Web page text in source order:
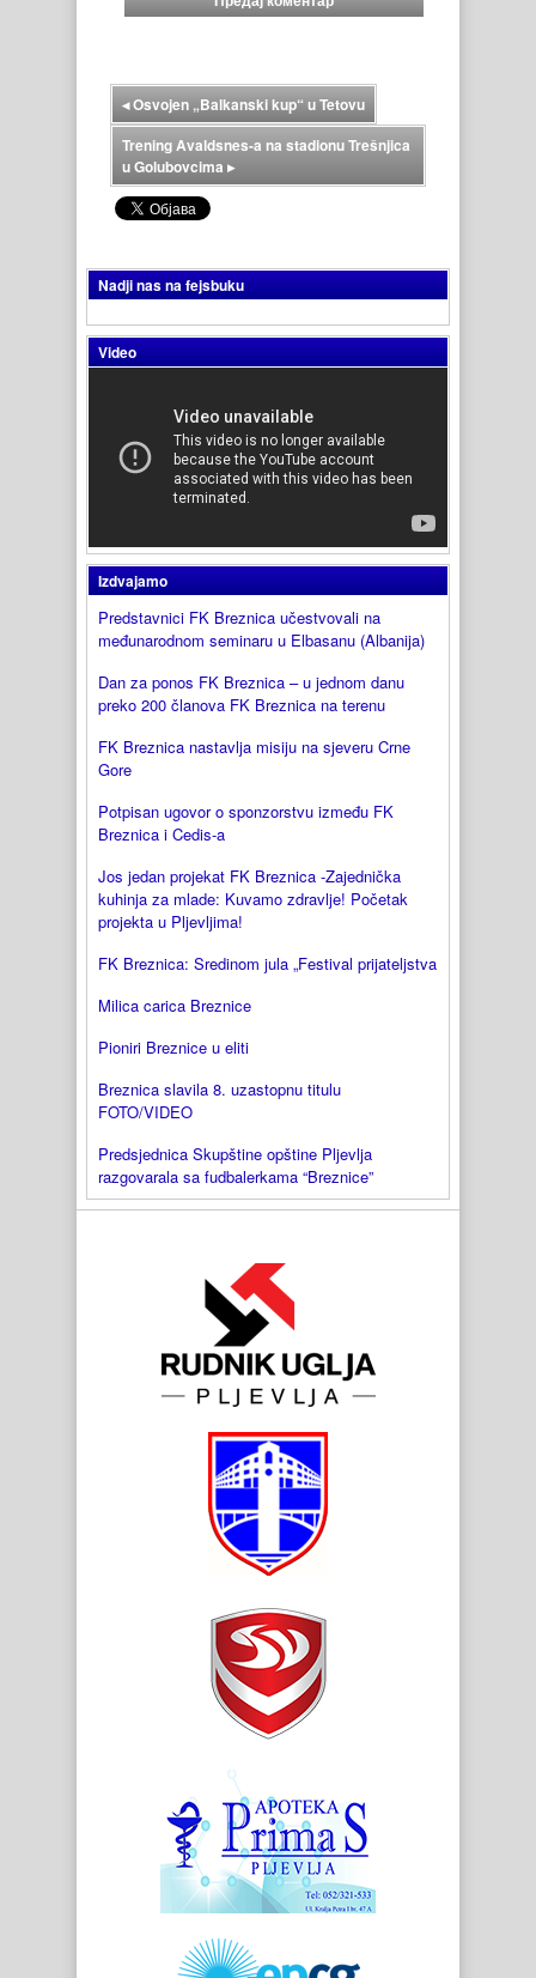
◂Osvojen „Balkanski kup“ u Tetovu
Trening Avaldsnes-a na stadionu Trešnjica
u Golubovcima ▸
Nadji nas na fejsbuku
Video
Izdvajamo
Predstavnici FK Breznica učestvovali na
međunarodnom seminaru u Elbasanu (Albanija)
Dan za ponos FK Breznica – u jednom danu
preko 200 članova FK Breznica na terenu
FK Breznica nastavlja misiju na sjeveru Crne
Gore
Potpisan ugovor o sponzorstvu između FK
Breznica i Cedis-a
Jos jedan projekat FK Breznica -Zajednička
kuhinja za mlade: Kuvamo zdravlje! Početak
projekta u Pljevljima!
FK Breznica: Sredinom jula „Festival prijateljstva
Milica carica Breznice
Pioniri Breznice u eliti
Breznica slavila 8. uzastopnu titulu
FOTO/VIDEO
Predsjednica Skupštine opštine Pljevlja
razgovarala sa fudbalerkama “Breznice”